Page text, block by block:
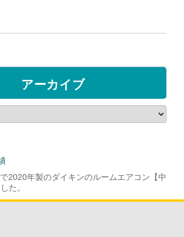
2020年製のダイキンのルームエアコン【中
た。
アーカイブ